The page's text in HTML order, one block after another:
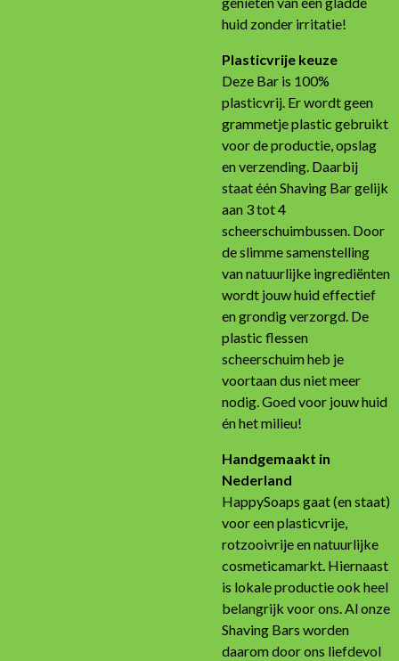
huid zonder irritatie!
Plasticvrije keuze
Deze Bar is 100%
plasticvrij. Er wordt geen
grammetje plastic gebruikt
voor de productie, opslag
en verzending. Daarbij
staat één Shaving Bar gelijk
aan 3 tot 4
scheerschuimbussen. Door
de slimme samenstelling
van natuurlijke ingrediënten
wordt jouw huid effectief
en grondig verzorgd. De
plastic flessen
scheerschuim heb je
voortaan dus niet meer
nodig. Goed voor jouw huid
én het milieu!
Handgemaakt in
Nederland
HappySoaps gaat (en staat)
voor een plasticvrije,
rotzooivrije en natuurlijke
cosmeticamarkt. Hiernaast
is lokale productie ook heel
belangrijk voor ons. Al onze
Shaving Bars worden
daarom door ons liefdevol